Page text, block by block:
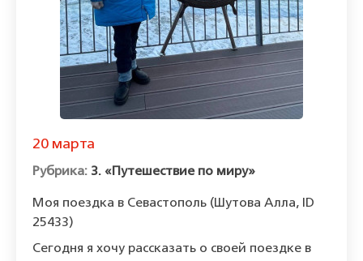
20 марта
3. «Путешествие по миру»
Моя поездка в Севастополь (Шутова Алла, ID
25433)
Сегодня я хочу рассказать о своей поездке в